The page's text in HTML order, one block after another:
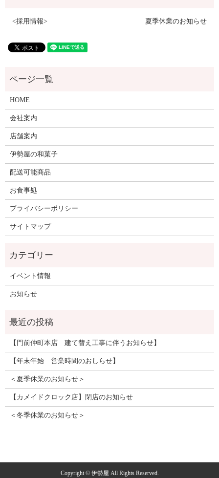
<採用情報> 夏季休業のお知らせ
HOME
会社案内
店舗案内
伊勢屋の和菓子
配送可能商品
お食事処
プライバシーポリシー
サイトマップ
イベント情報
お知らせ
【門前仲町本店 建て替え工事に伴うお知らせ】
【年末年始 営業時間のおしらせ】
＜夏季休業のお知らせ＞
【カメイドクロック店】閉店のお知らせ
＜冬季休業のお知らせ＞
Copyright © 伊勢屋 All Rights Reserved.